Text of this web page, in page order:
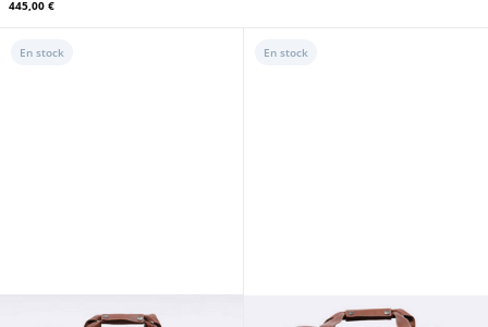
445,00 €
En stock En stock